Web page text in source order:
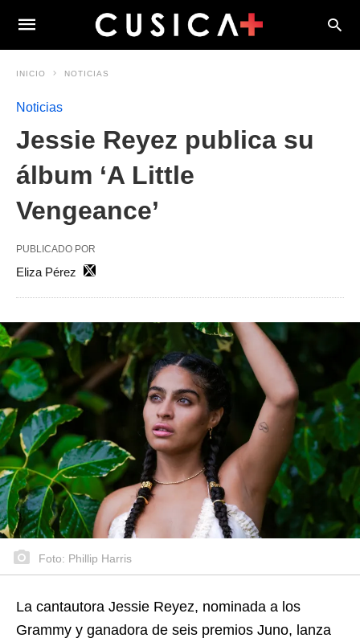
INICIO NOTICIAS
Noticias
Jessie Reyez publica su
álbum ‘A Little
Vengeance’
PUBLICADO POR
Eliza Pérez
Foto: Phillip Harris
La cantautora Jessie Reyez, nominada a los
Grammy y ganadora de seis premios Juno, lanza